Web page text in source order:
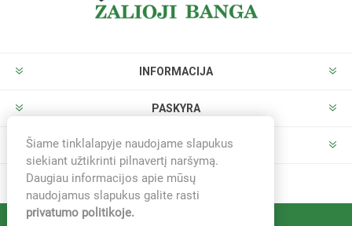
INFORMACIJA
PASKYRA
PARDUOTUVĖ
Šiame tinklalapyje naudojame slapukus
siekiant užtikrinti pilnavertį naršymą.
Daugiau informacijos apie mūsų
naudojamus slapukus galite rasti
privatumo politikoje.